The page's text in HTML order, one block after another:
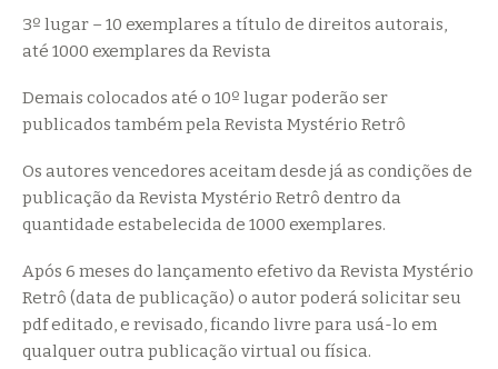
3º lugar – 10 exemplares a título de direitos autorais,
até 1000 exemplares da Revista
Demais colocados até o 10º lugar poderão ser
publicados também pela Revista Mystério Retrô
Os autores vencedores aceitam desde já as condições de
publicação da Revista Mystério Retrô dentro da
quantidade estabelecida de 1000 exemplares.
Após 6 meses do lançamento efetivo da Revista Mystério
Retrô (data de publicação) o autor poderá solicitar seu
pdf editado, e revisado, ficando livre para usá-lo em
qualquer outra publicação virtual ou física.